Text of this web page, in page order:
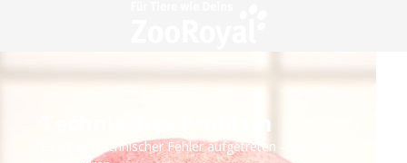
Technisches Problem
Es ist ein technischer Fehler aufgetreten – wir sind